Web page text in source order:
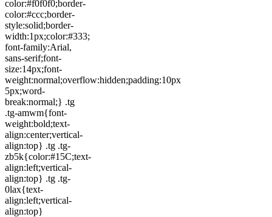
color:#f0f0f0;border-
color:#ccc;border-
style:solid;border-
width:1px;color:#333;
font-family:Arial,
sans-serif;font-
size:14px;font-
weight:normal;overflow:hidden;padding:10px
5px;word-
break:normal;} .tg
.tg-amwm{font-
weight:bold;text-
align:center;vertical-
align:top} .tg .tg-
zb5k{color:#15C;text-
align:left;vertical-
align:top} .tg .tg-
0lax{text-
align:left;vertical-
align:top}